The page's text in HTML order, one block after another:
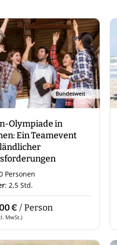
Bundesweit
Olympiade in
Ein Teamevent
Personen
: 2,5 Std.
€ / Person
MwSt.)